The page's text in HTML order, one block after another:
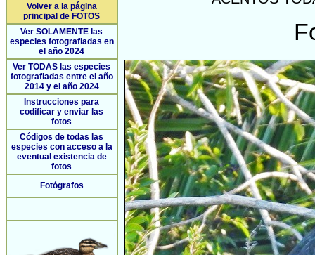
Volver a la página
principal de FOTOS
Ver SOLAMENTE las
especies fotografiadas en
el año 2024
Ver TODAS las especies
fotografiadas entre el año
2014 y el año 2024
Instrucciones para
codificar y enviar las
fotos
Códigos de todas las
especies con acceso a la
eventual existencia de
fotos
Fotógrafos